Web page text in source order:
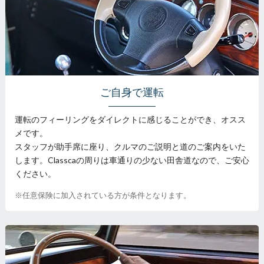
ご自身で運転
運転のフィーリングをダイレクトに感じることができ、オスス
メです。
スタッフが助手席に座り、クルマのご説明と道のご案内をいた
します。Classcaの周りは車通りの少ない田舎道なので、ご安心
ください。
※任意保険に加入されている方が条件となります。